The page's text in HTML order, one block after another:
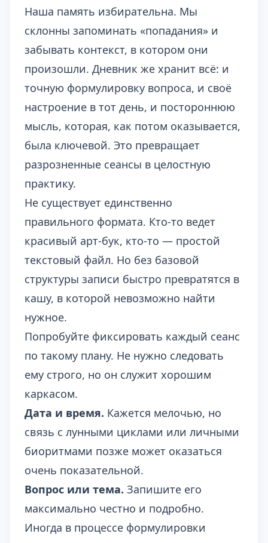
Наша память избирательна. Мы
склонны запоминать «попадания» и
забывать контекст, в котором они
произошли. Дневник же хранит всё: и
точную формулировку вопроса, и своё
настроение в тот день, и постороннюю
мысль, которая, как потом оказывается,
была ключевой. Это превращает
разрозненные сеансы в целостную
практику.
Не существует единственно
правильного формата. Кто-то ведет
красивый арт-бук, кто-то — простой
текстовый файл. Но без базовой
структуры записи быстро превратятся в
кашу, в которой невозможно найти
нужное.
Попробуйте фиксировать каждый сеанс
по такому плану. Не нужно следовать
ему строго, но он служит хорошим
каркасом.
Дата и время. Кажется мелочью, но
связь с лунными циклами или личными
биоритмами позже может оказаться
очень показательной.
Вопрос или тема. Запишите его
максимально честно и подробно.
Иногда в процессе формулировки